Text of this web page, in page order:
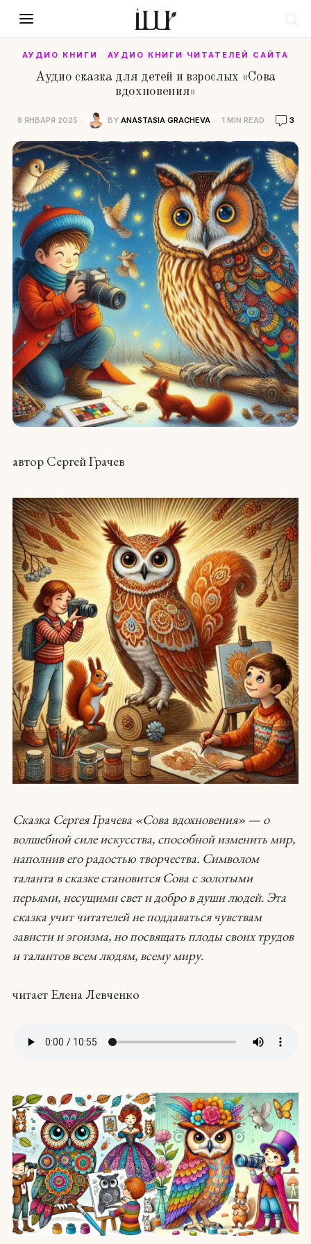
АУДИО КНИГИ · АУДИО КНИГИ ЧИТАТЕЛЕЙ САЙТА
Аудио сказка для детей и взрослых «Сова
вдохновения»
8 ЯНВАРЯ 2025 BY ANASTASIA GRACHEVA 1 MIN READ 3
автор Сергей Грачев
Сказка Сергея Грачева «Сова вдохновения» — о
волшебной силе искусства, способной изменить мир,
наполнив его радостью творчества. Символом
таланта в сказке становится Сова с золотыми
перьями, несущими свет и добро в души людей. Эта
сказка учит читателей не поддаваться чувствам
зависти и эгоизма, но посвящать плоды своих трудов
и талантов всем людям, всему миру.
читает Елена Левченко